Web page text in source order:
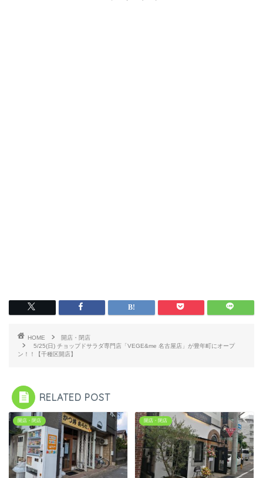
HOME
開店・閉店
5/25(日) チョップドサラダ専門店「VEGE&me 名古屋店」が豊年町にオープ
ン！！【千種区開店】
RELATED POST
開店・閉店 開店・閉店